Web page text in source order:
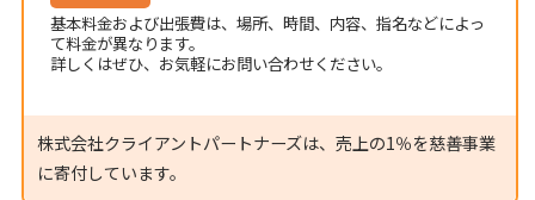
基本料金および出張費は、場所、時間、内容、指名などによっ
て料金が異なります。
詳しくはぜひ、お気軽にお問い合わせください。
株式会社クライアントパートナーズは、売上の1％を慈善事業
に寄付しています。